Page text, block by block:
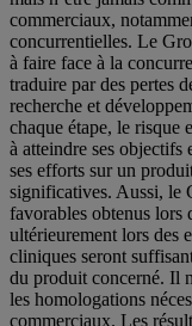
commerciaux,
concurrentielles. Le
à faire face à la
traduire par des pertes
recherche et
chaque étape, le risque
à atteindre ses objectifs
ses efforts sur un
significatives. Aussi, le
favorables obtenus lors
ultérieurement lors des
cliniques seront
du produit concerné. Il
les homologations
commerciaux. Les